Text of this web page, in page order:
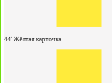
44' Жёлтая карточка